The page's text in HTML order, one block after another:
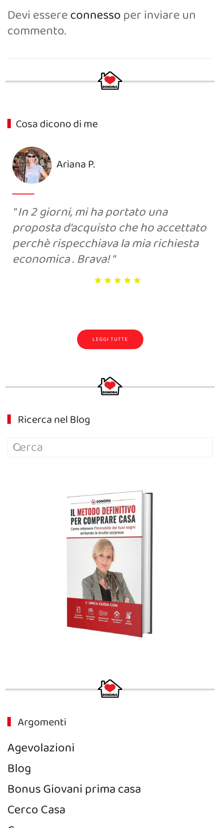
Devi essereconnessoper inviare un
commento.
Cosa dicono di me
Ariana P.
In 2 giorni, mi ha portato una
proposta d’acquisto che ho accettato
perchè rispecchiava la mia richiesta
economica . Brava!
LEGGI TUTTE
Ricerca nel Blog
Argomenti
Agevolazioni
Blog
Bonus Giovani prima casa
Cerco Casa